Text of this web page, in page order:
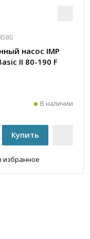
насос IMP
II 80-190 F
В наличии
избранное